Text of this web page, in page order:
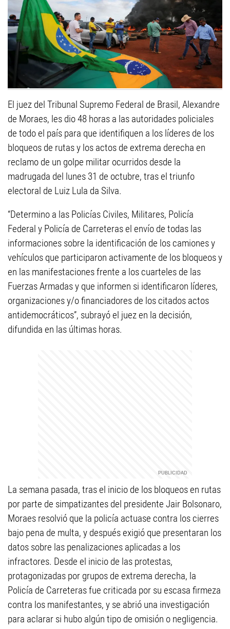
El juez del Tribunal Supremo Federal de Brasil, Alexandre
de Moraes, les dio 48 horas a las autoridades policiales
de todo el país para que identifiquen a los líderes de los
bloqueos de rutas y los actos de extrema derecha en
reclamo de un golpe militar ocurridos desde la
madrugada del lunes 31 de octubre, tras el triunfo
electoral de Luiz Lula da Silva.
“Determino a las Policías Civiles, Militares, Policía
Federal y Policía de Carreteras el envío de todas las
informaciones sobre la identificación de los camiones y
vehículos que participaron activamente de los bloqueos y
en las manifestaciones frente a los cuarteles de las
Fuerzas Armadas y que informen si identificaron líderes,
organizaciones y/o financiadores de los citados actos
antidemocráticos”, subrayó el juez en la decisión,
difundida en las últimas horas.
La semana pasada, tras el inicio de los bloqueos en rutas
por parte de simpatizantes del presidente Jair Bolsonaro,
Moraes resolvió que la policía actuase contra los cierres
bajo pena de multa, y después exigió que presentaran los
datos sobre las penalizaciones aplicadas a los
infractores. Desde el inicio de las protestas,
protagonizadas por grupos de extrema derecha, la
Policía de Carreteras fue criticada por su escasa firmeza
contra los manifestantes, y se abrió una investigación
para aclarar si hubo algún tipo de omisión o negligencia.